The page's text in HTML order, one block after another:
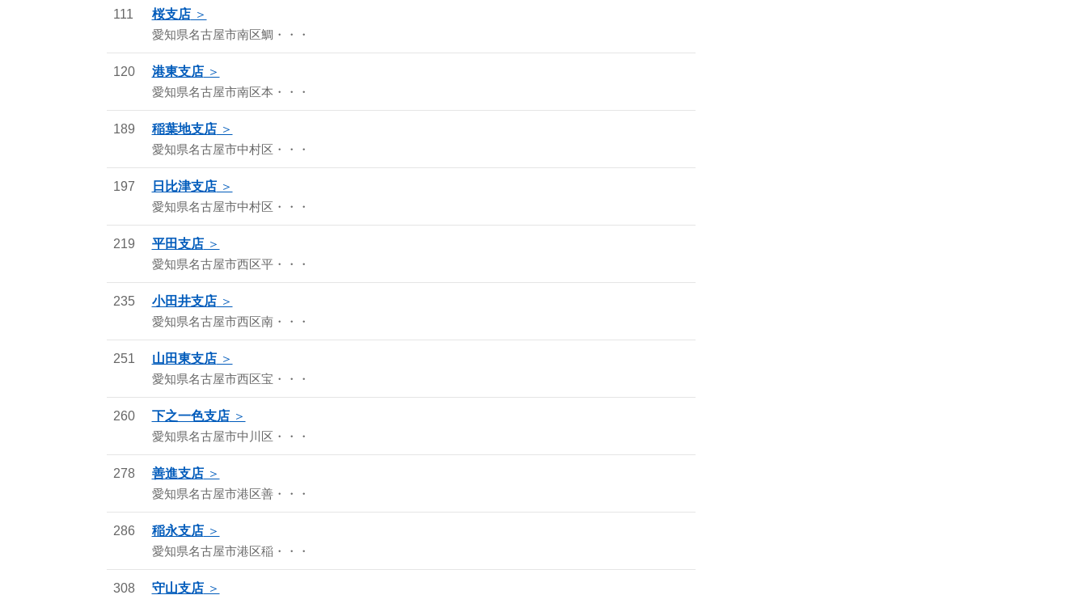
111 桜支店
愛知県名古屋市南区鯛・・・
120 港東支店
愛知県名古屋市南区本・・・
189 稲葉地支店
愛知県名古屋市中村区・・・
197 日比津支店
愛知県名古屋市中村区・・・
219 平田支店
愛知県名古屋市西区平・・・
235 小田井支店
愛知県名古屋市西区南・・・
251 山田東支店
愛知県名古屋市西区宝・・・
260 下之一色支店
愛知県名古屋市中川区・・・
278 善進支店
愛知県名古屋市港区善・・・
286 稲永支店
愛知県名古屋市港区稲・・・
308 守山支店